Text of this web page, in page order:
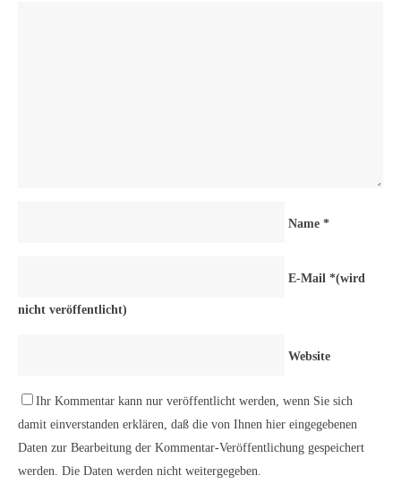
Name *
E-Mail *(wird
nicht veröffentlicht)
Website
Ihr Kommentar kann nur veröffentlicht werden, wenn Sie sich
damit einverstanden erklären, daß die von Ihnen hier eingegebenen
Daten zur Bearbeitung der Kommentar-Veröffentlichung gespeichert
werden. Die Daten werden nicht weitergegeben.